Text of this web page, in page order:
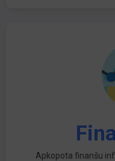
Apkopota finanšu